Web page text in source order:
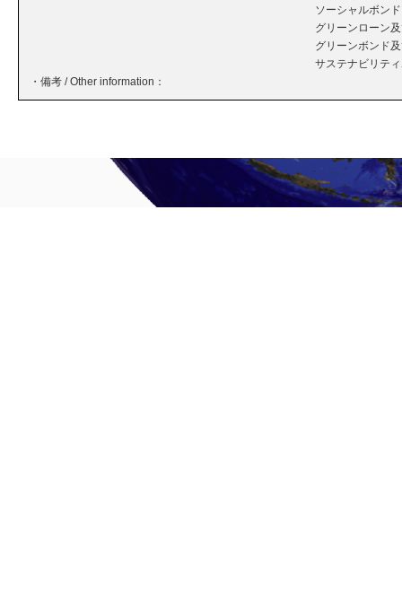
ソーシャルボン
グリーンローン
グリーンボンド
サステナビリテ
・備考 / Other information：